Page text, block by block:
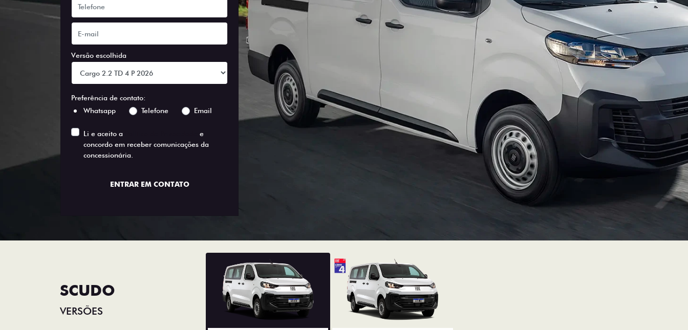
Versão escolhida
Preferência de contato:
Whatsapp
Telefone Email
Li e aceito a
e
concordo em receber comunicações da
concessionária.
ENTRAR EM CONTATO
SCUDO
VERSÕES